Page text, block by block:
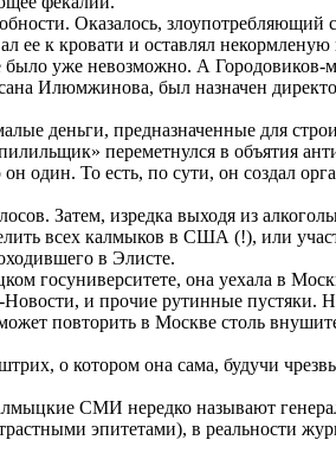
Оказалось, злоупотребляющий
ее к кровати и оставлял некормленую
было уже невозможно. А
Илюмжинова, был назначен
деньги, предназначенные для
переметнулся в объятия
один. То есть, по сути, он создал
Затем, изредка выходя из
всех калмыков в США (!), или
в Элисте.
госуниверситете, она уехала в
и прочие рутинные пустяки.
повторить в Москве столь
о котором она сама, будучи
СМИ нередко называют
эпитетами), в реальности